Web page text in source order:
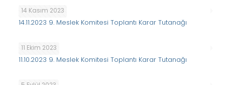
14 Kasım 2023
14.11.2023 9. Meslek Komitesi Toplantı Karar Tutanağı
11 Ekim 2023
11.10.2023 9. Meslek Komitesi Toplantı Karar Tutanağı